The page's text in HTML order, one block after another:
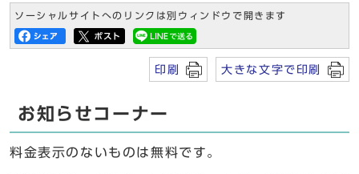
ソーシャルサイトへのリンクは別ウィンドウで開きます
印刷 大きな文字で印刷
お知らせコーナー
料金表示のないものは無料です。